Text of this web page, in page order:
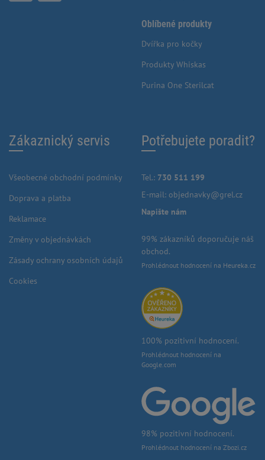
Oblíbené produkty
Dvířka pro kočky
Produkty Whiskas
Purina One Sterilcat
Zákaznický servis
Všeobecné obchodní podmínky
Doprava a platba
Reklamace
Změny v objednávkách
Zásady ochrany osobních údajů
Cookies
Potřebujete poradit?
Tel.: 730 511 199
E-mail: objednavky@grel.cz
Napište nám
99% zákazníků doporučuje náš
obchod.
Prohlédnout hodnocení na Heureka.cz
100% pozitivní hodnocení.
Prohlédnout hodnocení na
Google.com
98% pozitivní hodnocení.
Prohlédnout hodnocení na Zbozi.cz